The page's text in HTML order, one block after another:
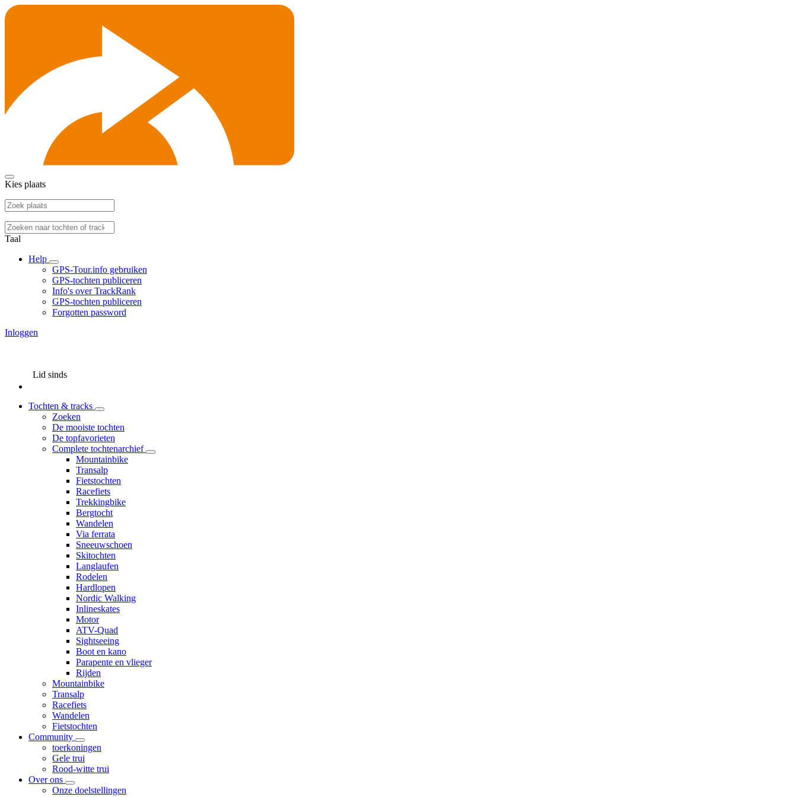
Kies plaats
Taal
Help
GPS-Tour.info gebruiken
GPS-tochten publiceren
Info's over TrackRank
GPS-tochten publiceren
Forgotten password
Inloggen
Lid sinds
Tochten & tracks
Zoeken
De mooiste tochten
De topfavorieten
Complete tochtenarchief
Mountainbike
Transalp
Fietstochten
Racefiets
Trekkingbike
Bergtocht
Wandelen
Via ferrata
Sneeuwschoen
Skitochten
Langlaufen
Rodelen
Hardlopen
Nordic Walking
Inlineskates
Motor
ATV-Quad
Sightseeing
Boot en kano
Parapente en vlieger
Rijden
Mountainbike
Transalp
Racefiets
Wandelen
Fietstochten
Community
toerkoningen
Gele trui
Rood-witte trui
Over ons
Onze doelstellingen